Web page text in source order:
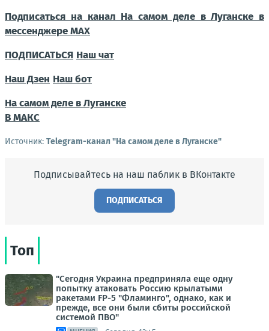
Подписаться на канал На самом деле в Луганске в
мессенджере MAX
ПОДПИСАТЬСЯ Наш чат
Наш Дзен Наш бот
На самом деле в Луганске
В МАКС
Источник: Telegram-канал "На самом деле в Луганске"
Подписывайтесь на наш паблик в ВКонтакте
ПОДПИСАТЬСЯ
Топ
"Сегодня Украина предприняла еще одну
попытку атаковать Россию крылатыми
ракетами FP-5 "Фламинго", однако, как и
прежде, все они были сбиты российской
системой ПВО"